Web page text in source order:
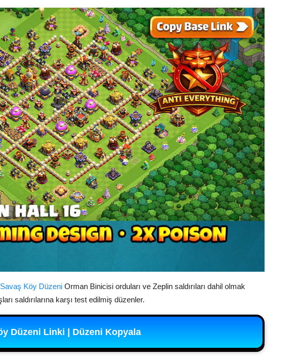
Köy Düzeni Orman Binicisi orduları ve Zeplin saldırıları dahil olmak
saldırılarına karşı test edilmiş düzenler.
Düzeni Linki | Düzeni Kopyala